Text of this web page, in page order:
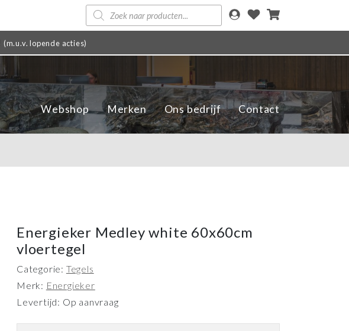
Producten
zoeken
(m.u.v. lopende acties)
Webshop Merken Ons bedrijf Contact
Energieker Medley white 60x60cm
vloertegel
Categorie: Tegels
Merk: Energieker
Levertijd: Op aanvraag